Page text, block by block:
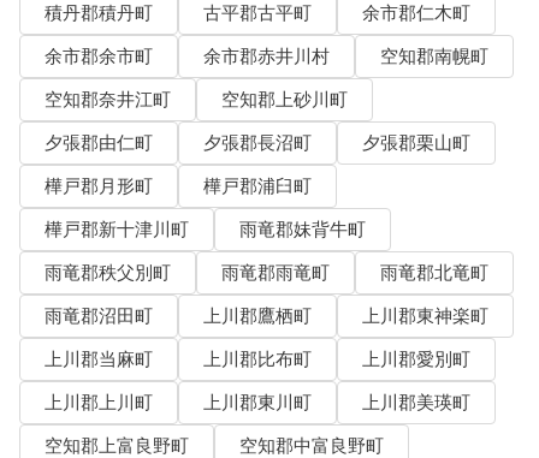
積丹郡積丹町
古平郡古平町
余市郡仁木町
余市郡余市町
余市郡赤井川村
空知郡南幌町
空知郡奈井江町
空知郡上砂川町
夕張郡由仁町
夕張郡長沼町
夕張郡栗山町
樺戸郡月形町
樺戸郡浦臼町
樺戸郡新十津川町
雨竜郡妹背牛町
雨竜郡秩父別町
雨竜郡雨竜町
雨竜郡北竜町
雨竜郡沼田町
上川郡鷹栖町
上川郡東神楽町
上川郡当麻町
上川郡比布町
上川郡愛別町
上川郡上川町
上川郡東川町
上川郡美瑛町
空知郡上富良野町
空知郡中富良野町